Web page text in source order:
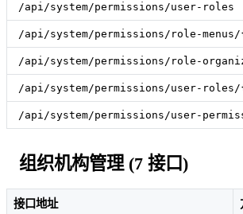
/api/system/permissions/user-roles
/api/system/permissions/role-
/api/system/permissions/role-
/api/system/permissions/user-
/api/system/permissions/user-
组织机构管理 (7 接口)
接口地址